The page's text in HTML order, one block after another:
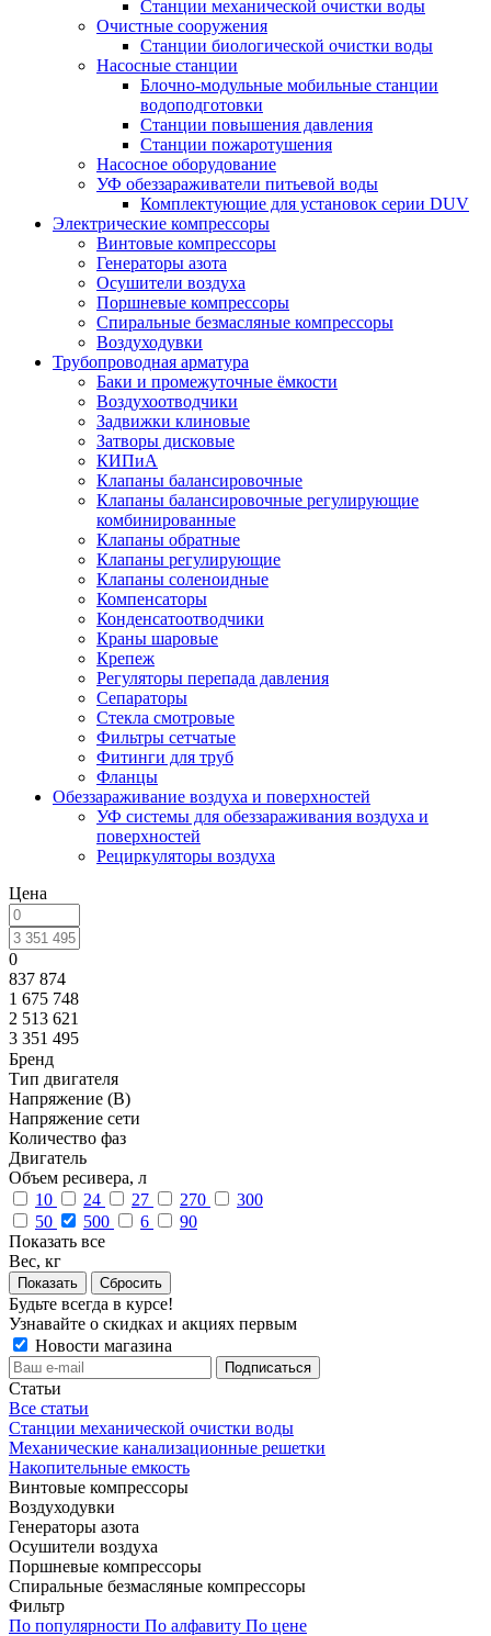
Станции механической очистки воды
Очистные сооружения
Станции биологической очистки воды
Насосные станции
Блочно-модульные мобильные станции
водоподготовки
Станции повышения давления
Станции пожаротушения
Насосное оборудование
УФ обеззараживатели питьевой воды
Комплектующие для установок серии DUV
Электрические компрессоры
Винтовые компрессоры
Генераторы азота
Осушители воздуха
Поршневые компрессоры
Спиральные безмасляные компрессоры
Воздуходувки
Трубопроводная арматура
Баки и промежуточные ёмкости
Воздухоотводчики
Задвижки клиновые
Затворы дисковые
КИПиА
Клапаны балансировочные
Клапаны балансировочные регулирующие
комбинированные
Клапаны обратные
Клапаны регулирующие
Клапаны соленоидные
Компенсаторы
Конденсатоотводчики
Краны шаровые
Крепеж
Регуляторы перепада давления
Сепараторы
Стекла смотровые
Фильтры сетчатые
Фитинги для труб
Фланцы
Обеззараживание воздуха и поверхностей
УФ системы для обеззараживания воздуха и
поверхностей
Рециркуляторы воздуха
Цена
0
837 874
1 675 748
2 513 621
3 351 495
Бренд
Тип двигателя
Напряжение (В)
Напряжение сети
Количество фаз
Двигатель
Объем ресивера, л
10
24 27 270
300
50
500 6
90
Показать все
Вес, кг
Сбросить
Будьте всегда в курсе!
Узнавайте о скидках и акциях первым
Новости магазина
Статьи
Все статьи
Станции механической очистки воды
Механические канализационные решетки
Накопительные емкость
Винтовые компрессоры
Воздуходувки
Генераторы азота
Осушители воздуха
Поршневые компрессоры
Спиральные безмасляные компрессоры
Фильтр
По популярности По алфавиту По цене